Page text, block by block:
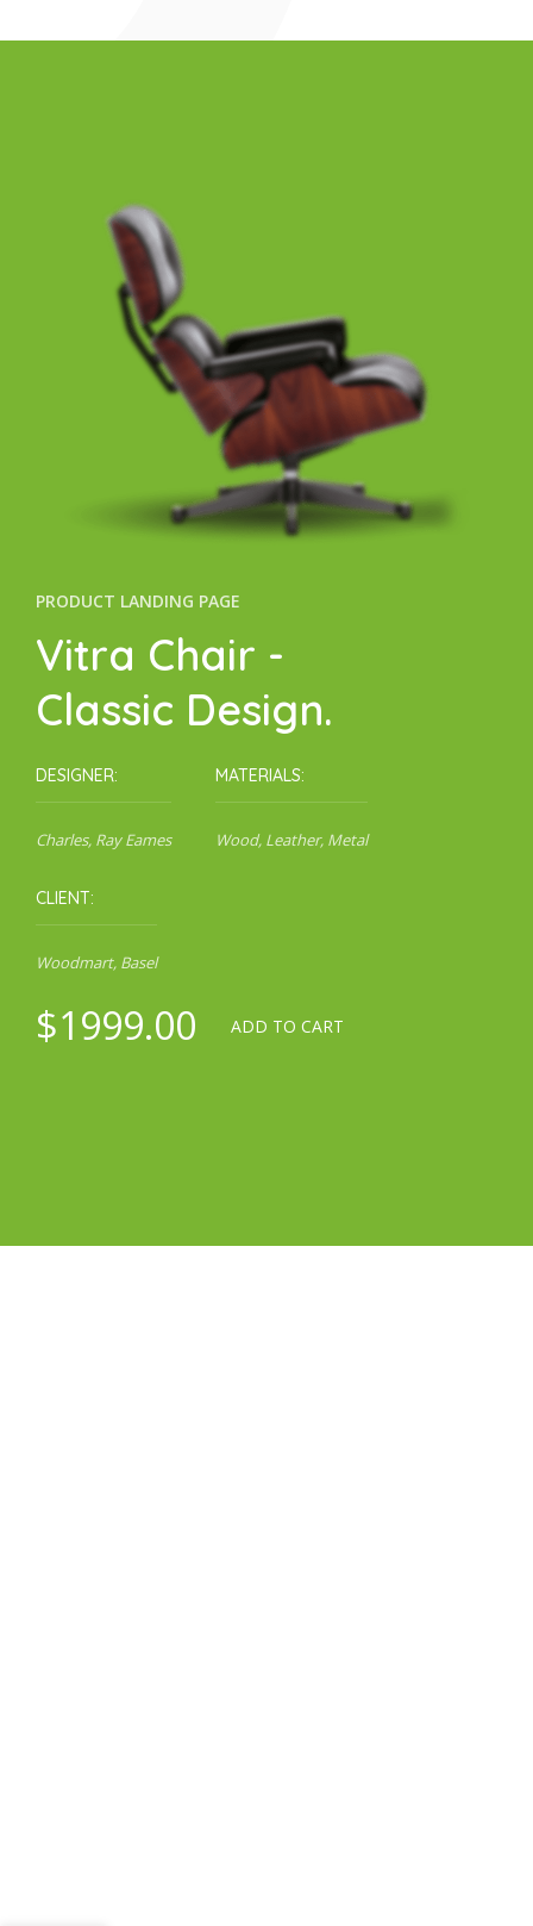
PRODUCT LANDING PAGE
Vitra Chair -
Classic Design.
DESIGNER:
Charles, Ray Eames
MATERIALS:
Wood, Leather, Metal
CLIENT:
Woodmart, Basel
$1999.00 ADD TO CART